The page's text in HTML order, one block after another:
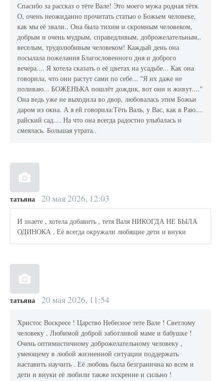
Спасибо за рассказ о тёте Вале! Это моего мужа родная тётя.
О, очень неожиданно прочитать статью о Божьем человеке,
как мы её звали.. Она была тихим и скромным человеком,
добрым и очень мудрым, справедливым, доброжелательным,.
веселым, трудолюбивым человеком! Каждый день она
посылала пожелания Благословенного дня и доброго
вечера.... Я хотела сказать о её цветах на усадьбе... Как она
говорила, что они растут сами по себе... "Я их даже не
поливаю... БОЖЕНЬКА пошлёт дождик, вот они и живут...."
Она ведь уже не выходила во двор, любовалась этим Божьи
даром из окна. А я ей говорила:Тёть Валь, у Вас, как в Раю....
райский сад.... На что она всегда радостно улыбалась и
смеялась. Большая утрата..
татьяна 20 мая 2026, 12:03
И знаете , хотела добавить , тетя Валя НИКОГДА НЕ БЫЛА
ОДИНОКА . Её всегда окружали любящие дети и внуки
татьяна 20 мая 2026, 11:54
Христос Воскресе ! Царство Небесное тете Вале ! Светлому
человеку , Любимой доброй заботливой маме и бабушке !
Очень оптимистичному доброжелательному человеку ,
умеющему в любой жизненной ситуации поддержать
наставить научить . Её любовь была безгранична ко всем и
дети и внуки её любили также искренне и сильно !